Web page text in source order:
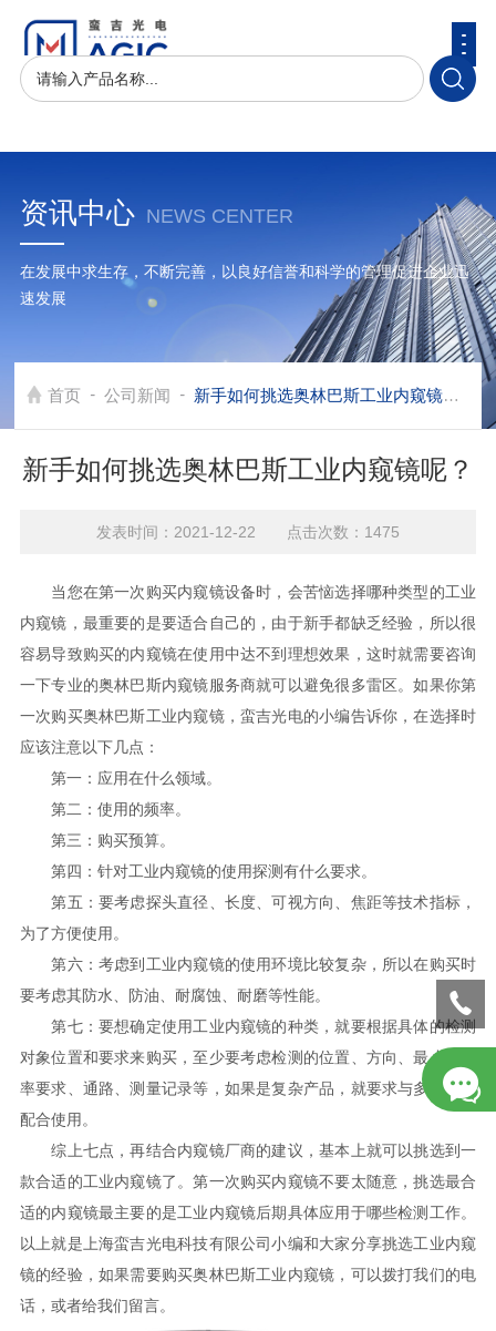
资讯中心 NEWS CENTER
在发展中求生存，不断完善，以良好信誉和科学的管理促进企业迅
速发展
首页 - 公司新闻 - 新手如何挑选奥林巴斯工业内窥镜呢？
新手如何挑选奥林巴斯工业内窥镜呢？
发表时间：2021-12-22 点击次数：1475
当您在第一次购买内窥镜设备时，会苦恼选择哪种类型的工业
内窥镜，最重要的是要适合自己的，由于新手都缺乏经验，所以很
容易导致购买的内窥镜在使用中达不到理想效果，这时就需要咨询
一下专业的奥林巴斯内窥镜服务商就可以避免很多雷区。如果你第
一次购买奥林巴斯工业内窥镜，蛮吉光电的小编告诉你，在选择时
应该注意以下几点：
第一：应用在什么领域。
第二：使用的频率。
第三：购买预算。
第四：针对工业内窥镜的使用探测有什么要求。
第五：要考虑探头直径、长度、可视方向、焦距等技术指标，
为了方便使用。
第六：考虑到工业内窥镜的使用环境比较复杂，所以在购买时
要考虑其防水、防油、耐腐蚀、耐磨等性能。
第七：要想确定使用工业内窥镜的种类，就要根据具体的检测
对象位置和要求来购买，至少要考虑检测的位置、方向、最小分辨
率要求、通路、测量记录等，如果是复杂产品，就要求与多种型号
配合使用。
综上七点，再结合内窥镜厂商的建议，基本上就可以挑选到一
款合适的工业内窥镜了。第一次购买内窥镜不要太随意，挑选最合
适的内窥镜最主要的是工业内窥镜后期具体应用于哪些检测工作。
以上就是上海蛮吉光电科技有限公司小编和大家分享挑选工业内窥
镜的经验，如果需要购买奥林巴斯工业内窥镜，可以拨打我们的电
话，或者给我们留言。